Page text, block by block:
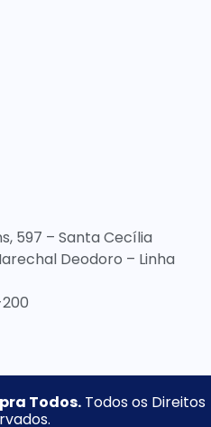
597 – Santa Cecília
Deodoro – Linha
Todos. Todos os Direitos